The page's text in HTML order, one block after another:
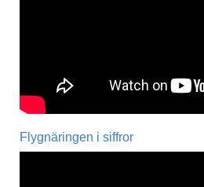
Flygnäringen i siffror